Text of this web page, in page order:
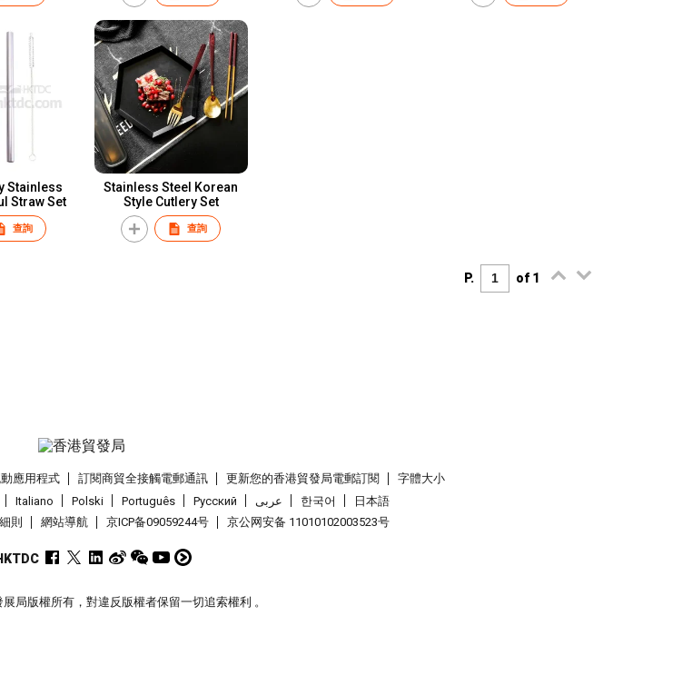
Stainless
Straw Set
查詢
Stainless Steel Korean
Style Cutlery Set
查詢
P. of 1
應用程式 訂閱商貿全接觸電郵通訊 更新您的香港貿發局電郵訂閱
字體大小
Italiano Polski Português Pусский عربى 한국어
日本語
則 網站導航 京ICP备09059244号 京公网安备 11010102003523号
局版權所有，對違反版權者保留一切追索權利 。